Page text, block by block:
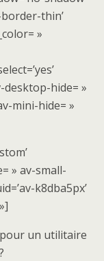
border-thin’
»
desktop-hide= »
mini-hide= »
» av-small-
k8dba5px’
un utilitaire